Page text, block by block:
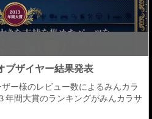
ブザイヤー結果発表
ー様のレビュー数によるみんカラ
年間大賞のランキングがみんカラサ
ドミレイションではレビューを書